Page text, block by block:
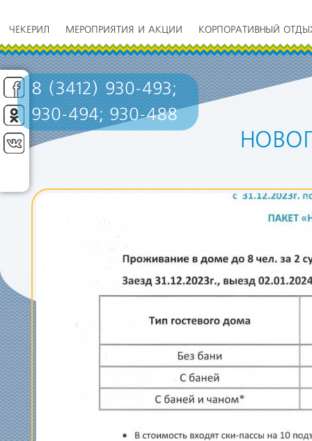
ЧЕКЕРИЛ МЕРОПРИЯТИЯ И АКЦИИ КОРПОРАТИВНЫЙ
8 (3412) 930-493;
930-494; 930-488